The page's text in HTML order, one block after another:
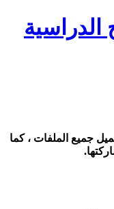
الدراسية
جميع الملفات ، كما